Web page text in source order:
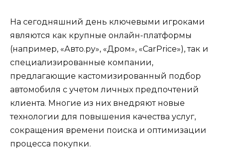
На сегодняшний день ключевыми игроками
являются как крупные онлайн-платформы
(например, «Авто.ру», «Дром», «CarPrice»), так и
специализированные компании,
предлагающие кастомизированный подбор
автомобиля с учетом личных предпочтений
клиента. Многие из них внедряют новые
технологии для повышения качества услуг,
сокращения времени поиска и оптимизации
процесса покупки.